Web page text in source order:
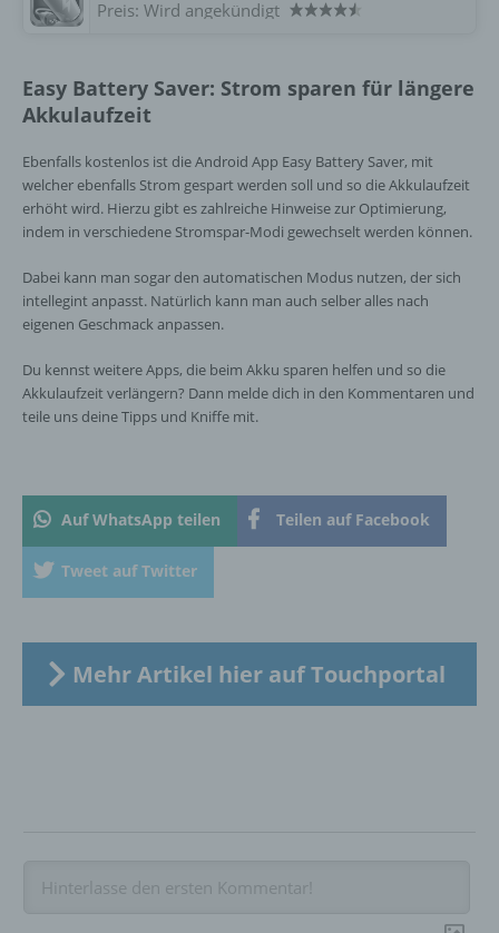
Preis: Wird angekündigt
Easy Battery Saver: Strom sparen für längere
Akkulaufzeit
Ebenfalls kostenlos ist die Android App Easy Battery Saver, mit
welcher ebenfalls Strom gespart werden soll und so die Akkulaufzeit
erhöht wird. Hierzu gibt es zahlreiche Hinweise zur Optimierung,
indem in verschiedene Stromspar-Modi gewechselt werden können.
Dabei kann man sogar den automatischen Modus nutzen, der sich
intellegint anpasst. Natürlich kann man auch selber alles nach
eigenen Geschmack anpassen.
Du kennst weitere Apps, die beim Akku sparen helfen und so die
Akkulaufzeit verlängern? Dann melde dich in den Kommentaren und
teile uns deine Tipps und Kniffe mit.
Auf WhatsApp teilen Teilen auf Facebook
Tweet auf Twitter
Mehr Artikel hier auf Touchportal
g) Verantwortlicher oder für die Verarbeitung
Verantwortlicher oder für die Verarbeitung
Verantwortlicher ist die natürliche oder
oder andere Stelle, die allein oder
gemeinsam mit anderen über die Zwecke
und Mittel der Verarbeitung von
personenbezogenen Daten entscheidet.
Sind die Zwecke und Mittel dieser
das Recht der Mitgliedstaaten vorgegeben,
so kann der Verantwortliche
beziehungsweise können die bestimmten
Unionsrecht oder dem Recht der
Mitgliedstaaten vorgesehen werden.
Auftragsverarbeiter ist eine natürliche oder
juristische Person, Behörde, Einrichtung
oder andere Stelle, die personenbezogene
Daten im Auftrag des Verantwortlichen
bestimmten Untersuchungsauftrags nach